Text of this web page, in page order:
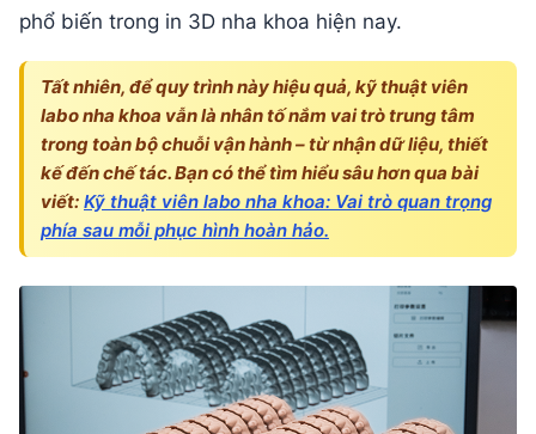
phổ biến trong in 3D nha khoa hiện nay.
Tất nhiên, để quy trình này hiệu quả, kỹ thuật viên
labo nha khoa vẫn là nhân tố nắm vai trò trung tâm
trong toàn bộ chuỗi vận hành – từ nhận dữ liệu, thiết
kế đến chế tác. Bạn có thể tìm hiểu sâu hơn qua bài
viết: Kỹ thuật viên labo nha khoa: Vai trò quan trọng
phía sau mỗi phục hình hoàn hảo.